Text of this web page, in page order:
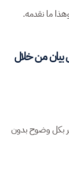
ما نقدمه.
بيان من خلال
بكل وضوح بدون